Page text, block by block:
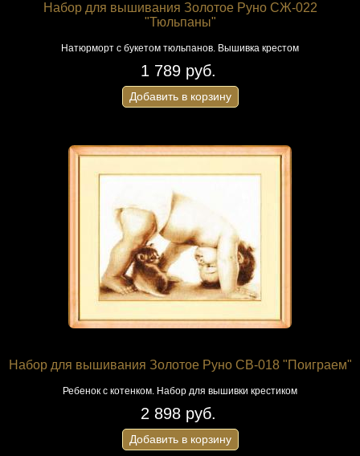
Набор для вышивания Золотое Руно СЖ-022
"Тюльпаны"
Натюрморт с букетом тюльпанов. Вышивка крестом
1 789 руб.
Добавить в корзину
Набор для вышивания Золотое Руно СВ-018 "Поиграем"
Ребенок с котенком. Набор для вышивки крестиком
2 898 руб.
Добавить в корзину